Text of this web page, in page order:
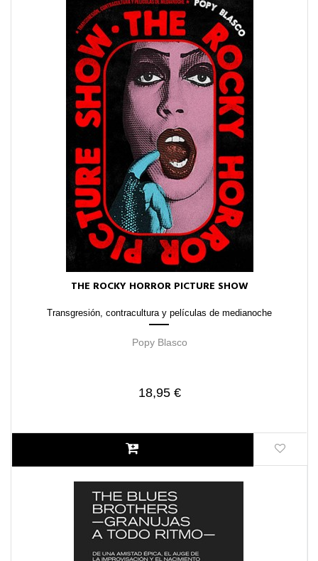
THE ROCKY HORROR PICTURE SHOW
Transgresión, contracultura y películas de medianoche
Popy Blasco
18,95 €